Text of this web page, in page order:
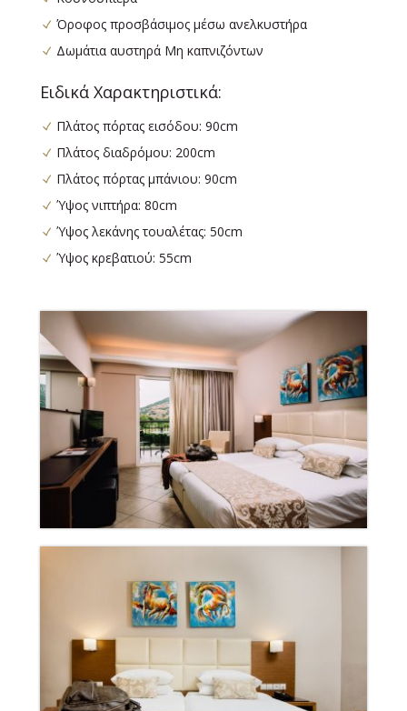
Όροφος προσβάσιμος μέσω ανελκυστήρα
Δωμάτια αυστηρά Μη καπνιζόντων
Ειδικά Χαρακτηριστικά:
Πλάτος πόρτας εισόδου: 90cm
Πλάτος διαδρόμου: 200cm
Πλάτος πόρτας μπάνιου: 90cm
Ύψος νιπτήρα: 80cm
Ύψος λεκάνης τουαλέτας: 50cm
Ύψος κρεβατιού: 55cm